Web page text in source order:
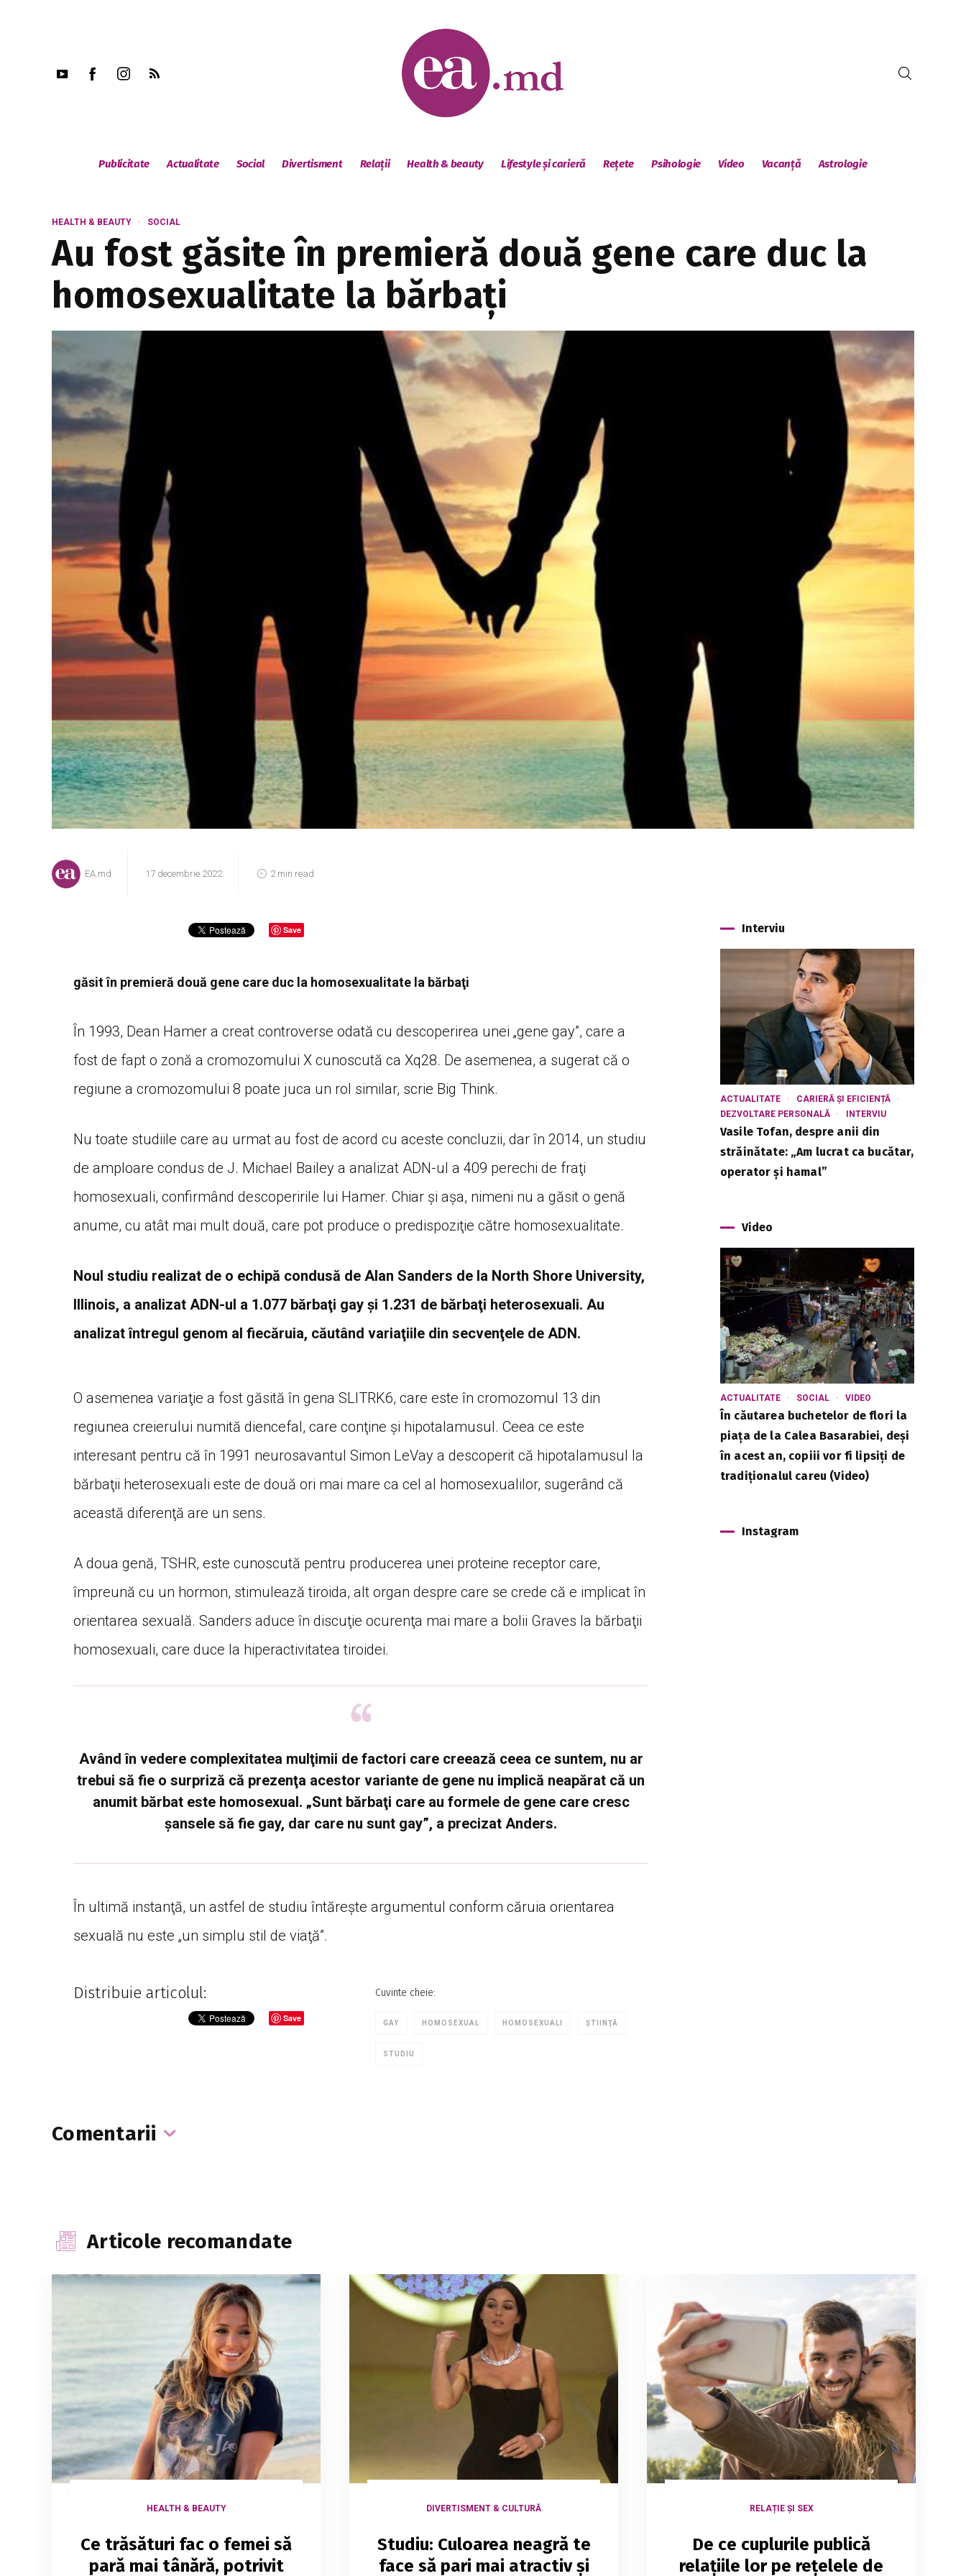
Publicitate Actualitate Social Divertisment Relații Health & beauty Lifestyle și carieră Rețete Psihologie Video Vacanță Astrologie
HEALTH & BEAUTY SOCIAL
Au fost găsite în premieră două gene care duc la
homosexualitate la bărbaţi
EA.md 17 decembrie 2022 2 min read
Save
găsit în premieră două gene care duc la homosexualitate la bărbaţi
În 1993, Dean Hamer a creat controverse odată cu descoperirea unei „gene gay”, care a
fost de fapt o zonă a cromozomului X cunoscută ca Xq28. De asemenea, a sugerat că o
regiune a cromozomului 8 poate juca un rol similar, scrie Big Think.
Nu toate studiile care au urmat au fost de acord cu aceste concluzii, dar în 2014, un studiu
de amploare condus de J. Michael Bailey a analizat ADN-ul a 409 perechi de fraţi
homosexuali, confirmând descoperirile lui Hamer. Chiar şi aşa, nimeni nu a găsit o genă
anume, cu atât mai mult două, care pot produce o predispoziţie către homosexualitate.
Noul studiu realizat de o echipă condusă de Alan Sanders de la North Shore University,
Illinois, a analizat ADN-ul a 1.077 bărbaţi gay şi 1.231 de bărbaţi heterosexuali. Au
analizat întregul genom al fiecăruia, căutând variaţiile din secvenţele de ADN.
O asemenea variaţie a fost găsită în gena SLITRK6, care este în cromozomul 13 din
regiunea creierului numită diencefal, care conţine şi hipotalamusul. Ceea ce este
interesant pentru că în 1991 neurosavantul Simon LeVay a descoperit că hipotalamusul la
bărbaţii heterosexuali este de două ori mai mare ca cel al homosexualilor, sugerând că
această diferenţă are un sens.
A doua genă, TSHR, este cunoscută pentru producerea unei proteine receptor care,
împreună cu un hormon, stimulează tiroida, alt organ despre care se crede că e implicat în
orientarea sexuală. Sanders aduce în discuţie ocurenţa mai mare a bolii Graves la bărbaţii
homosexuali, care duce la hiperactivitatea tiroidei.
Având în vedere complexitatea mulţimii de factori care creează ceea ce suntem, nu ar
trebui să fie o surpriză că prezenţa acestor variante de gene nu implică neapărat că un
anumit bărbat este homosexual. „Sunt bărbaţi care au formele de gene care cresc
şansele să fie gay, dar care nu sunt gay”, a precizat Anders.
În ultimă instanţă, un astfel de studiu întăreşte argumentul conform căruia orientarea
sexuală nu este „un simplu stil de viaţă”.
Distribuie articolul:
Save
Cuvinte cheie:
GAY HOMOSEXUAL HOMOSEXUALI ŞTIINŢĂ
STUDIU
Comentarii
Interviu
ACTUALITATE
CARIERĂ ȘI EFICIENȚĂ
DEZVOLTARE PERSONALĂ
INTERVIU
Vasile Tofan, despre anii din
străinătate: „Am lucrat ca bucătar,
operator și hamal”
Video
ACTUALITATE SOCIAL VIDEO
În căutarea buchetelor de flori la
piața de la Calea Basarabiei, deși
în acest an, copiii vor fi lipsiți de
tradiționalul careu (Video)
Instagram
Articole recomandate
HEALTH & BEAUTY
Ce trăsături fac o femei să
pară mai tânără, potrivit
DIVERTISMENT & CULTURĂ
Studiu: Culoarea neagră te
face să pari mai atractiv și
RELAȚIE ȘI SEX
De ce cuplurile publică
relațiile lor pe rețelele de